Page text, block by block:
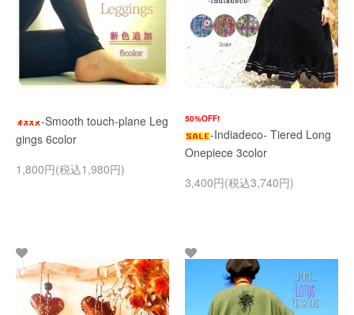
-Smooth touch-plane Leg
gings 6color
1,800円(税込1,980円)
50%OFF!
-Indiadeco- Tiered Long
Onepiece 3color
3,400円(税込3,740円)